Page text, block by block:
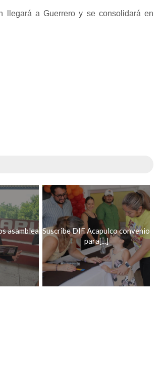
llegará a Guerrero y se consolidará en
asamblea Suscribe DIF Acapulco convenio
para[...]